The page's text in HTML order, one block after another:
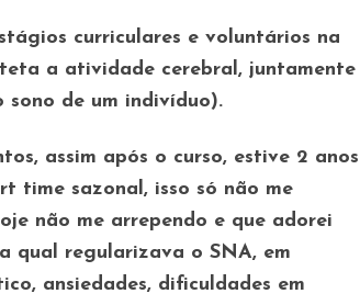
curriculares e voluntários na
a atividade cerebral, juntamente
sono de um indivíduo).
assim após o curso, estive 2 anos
time sazonal, isso só não me
não me arrependo e que adorei
qual regularizava o SNA, em
ansiedades, dificuldades em